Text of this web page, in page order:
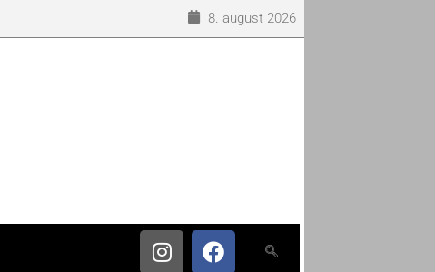
8. august 2026